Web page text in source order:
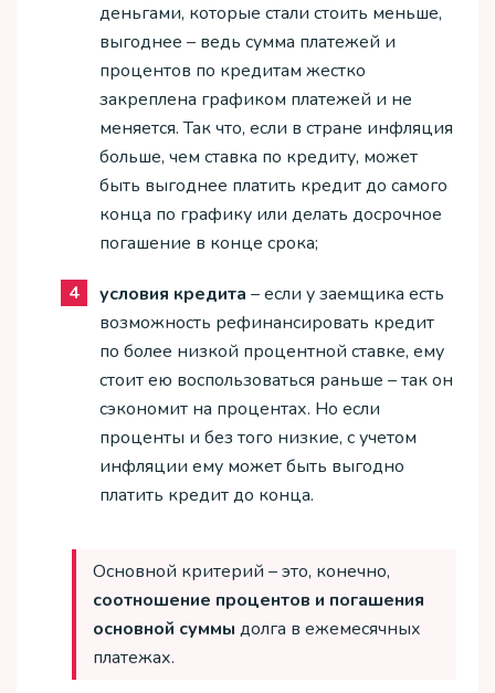
деньгами, которые стали стоить меньше,
выгоднее – ведь сумма платежей и
процентов по кредитам жестко
закреплена графиком платежей и не
меняется. Так что, если в стране инфляция
больше, чем ставка по кредиту, может
быть выгоднее платить кредит до самого
конца по графику или делать досрочное
погашение в конце срока;
условия кредита – если у заемщика есть
возможность рефинансировать кредит
по более низкой процентной ставке, ему
стоит ею воспользоваться раньше – так он
сэкономит на процентах. Но если
проценты и без того низкие, с учетом
инфляции ему может быть выгодно
платить кредит до конца.
Основной критерий – это, конечно,
соотношение процентов и погашения
основной суммы долга в ежемесячных
платежах.